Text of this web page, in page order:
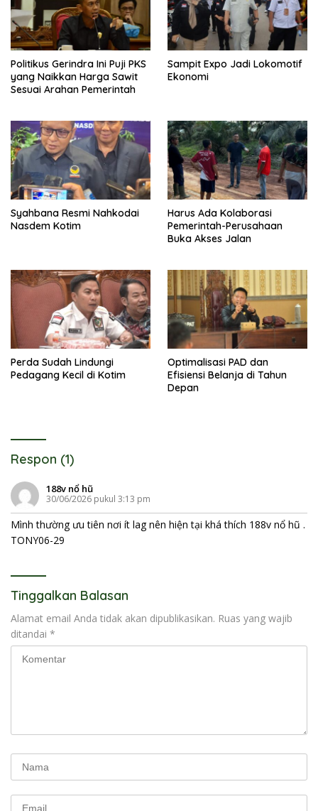
Politikus Gerindra Ini Puji PKS
yang Naikkan Harga Sawit
Sesuai Arahan Pemerintah
Sampit Expo Jadi Lokomotif
Ekonomi
Syahbana Resmi Nahkodai
Nasdem Kotim
Harus Ada Kolaborasi
Pemerintah-Perusahaan
Buka Akses Jalan
Perda Sudah Lindungi
Pedagang Kecil di Kotim
Optimalisasi PAD dan
Efisiensi Belanja di Tahun
Depan
Respon (1)
188v nổ hũ
30/06/2026 pukul 3:13 pm
Mình thường ưu tiên nơi ít lag nên hiện tại khá thích 188v nổ hũ .
TONY06-29
Tinggalkan Balasan
Alamat email Anda tidak akan dipublikasikan. Ruas yang wajib
ditandai *